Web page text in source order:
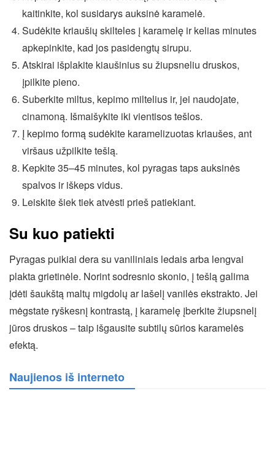
kaitinkite, kol susidarys auksinė karamelė.
Sudėkite kriaušių skilteles į karamelę ir kelias minutes
apkepinkite, kad jos pasidengtų sirupu.
Atskirai išplakite kiaušinius su žiupsneliu druskos,
įpilkite pieno.
Suberkite miltus, kepimo miltelius ir, jei naudojate,
cinamoną. Išmaišykite iki vientisos tešlos.
Į kepimo formą sudėkite karamelizuotas kriaušes, ant
viršaus užpilkite tešlą.
Kepkite 35–45 minutes, kol pyragas taps auksinės
spalvos ir iškeps vidus.
Leiskite šiek tiek atvėsti prieš patiekiant.
Su kuo patiekti
Pyragas puikiai dera su vaniliniais ledais arba lengvai
plakta grietinėle. Norint sodresnio skonio, į tešlą galima
įdėti šaukštą maltų migdolų ar lašelį vanilės ekstrakto. Jei
mėgstate ryškesnį kontrastą, į karamelę įberkite žiupsnelį
jūros druskos – taip išgausite subtilų sūrios karamelės
efektą.
Naujienos iš interneto